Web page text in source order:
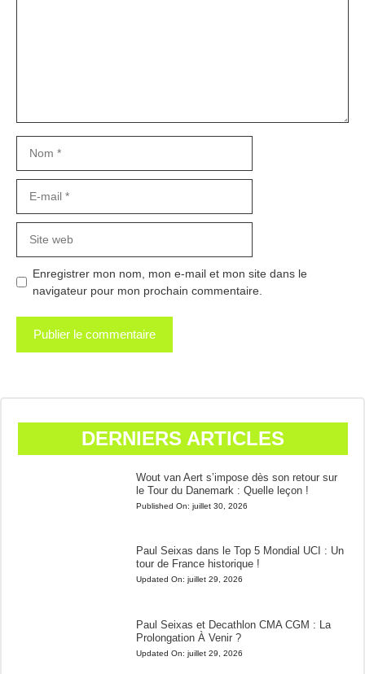
mail
web
Enregistrer mon nom, mon e-mail et mon site dans le
navigateur pour mon prochain commentaire.
DERNIERS ARTICLES
Wout van Aert s’impose dès son retour sur
le Tour du Danemark : Quelle leçon !
Published On: juillet 30, 2026
Paul Seixas dans le Top 5 Mondial UCI : Un
tour de France historique !
Updated On: juillet 29, 2026
Paul Seixas et Decathlon CMA CGM : La
Prolongation À Venir ?
Updated On: juillet 29, 2026